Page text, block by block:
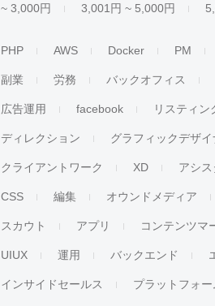
~ 3,000円 3,001円 ~ 5,000円
PHP AWS Docker PM
副業 労務 バックオフィス
広告運用 facebook リスティン
ディレクション グラフィックデザイ
クライアントワーク XD アシス
CSS 編集 オウンドメディア
スカウト アプリ コンテンツマ
UIUX 運用 バックエンド
インサイドセールス プラットフォー